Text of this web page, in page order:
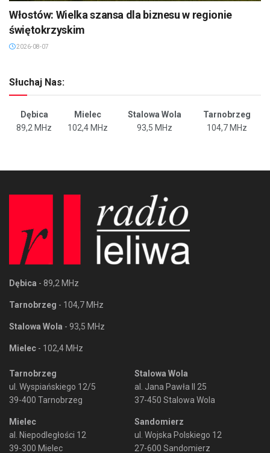
Włostów: Wielka szansa dla biznesu w regionie
świętokrzyskim
2026-08-07
Słuchaj Nas:
Dębica Mielec Stalowa Wola
Tarnobrzeg
89,2 MHz
102,4 MHz 93,5 MHz 104,7 MHz
Dębica - 89,2 MHz
Tarnobrzeg - 104,7 MHz
Stalowa Wola - 93,5 MHz
Mielec - 102,4 MHz
Tarnobrzeg
ul. Wyspiańskiego 12/5
39-400 Tarnobrzeg
Mielec
al. Niepodległości 12
39-300 Mielec
Stalowa Wola
al. Jana Pawła II 25
37-450 Stalowa Wola
Sandomierz
ul. Wojska Polskiego 12
27-600 Sandomierz